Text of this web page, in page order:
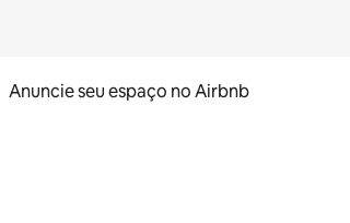
Anuncie seu espaço no Airbnb